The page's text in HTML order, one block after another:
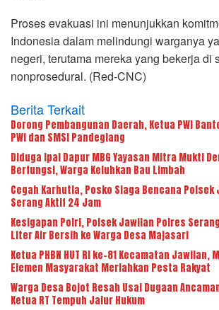
Proses evakuasi ini menunjukkan
Indonesia dalam melindungi warganya
negeri, terutama mereka yang bekerja di
nonprosedural. (Red-CNC)
Berita Terkait
Dorong Pembangunan Daerah, Ketua PWI
PWI dan SMSI Pandeglang
Diduga Ipal Dapur MBG Yayasan Mitra Mukti
Berfungsi, Warga Keluhkan Bau Limbah
Cegah Karhutla, Posko Siaga Bencana
Serang Aktif 24 Jam
Kesigapan Polri, Polsek Jawilan Polres
Liter Air Bersih ke Warga Desa Majasari
Ketua PHBN HUT RI ke-81 Kecamatan Jawilan,
Elemen Masyarakat Meriahkan Pesta Rakyat
Warga Desa Bojot Resah Usai Dugaan
Ketua RT Tempuh Jalur Hukum